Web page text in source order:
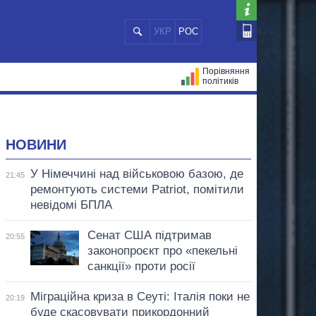
УКР РОС
Порівняння
політиків
НОВИНИ
21:45
У Німеччині над військовою базою, де
ремонтують системи Patriot, помітили
невідомі БПЛА
20:55
Сенат США підтримав
законопроєкт про «пекельні
санкції» проти росії
20:19
Міграційна криза в Сеуті: Італія поки не
буде скасовувати прикордонний